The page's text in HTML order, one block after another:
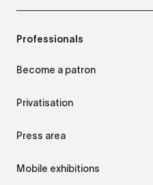
Professionals
Become a patron
Privatisation
Press area
Mobile exhibitions